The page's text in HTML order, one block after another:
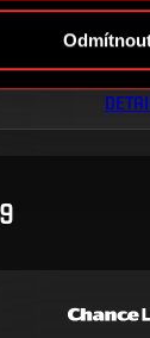
kolo skupiny o
4–